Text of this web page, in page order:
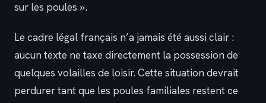
sur les poules ».
Le cadre légal français n’a jamais été aussi clair :
aucun texte ne taxe directement la possession de
quelques volailles de loisir. Cette situation devrait
perdurer tant que les poules familiales restent ce